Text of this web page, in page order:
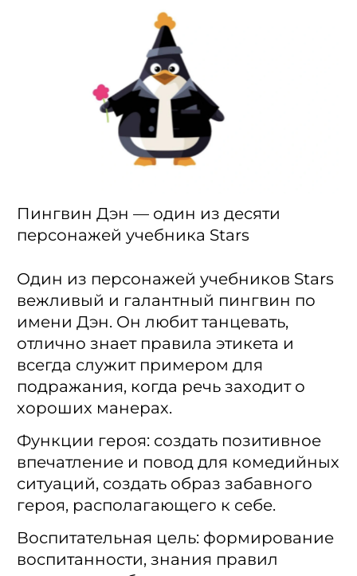
Пингвин Дэн — один из десяти
персонажей учебника Stars
Один из персонажей учебников Stars
вежливый и галантный пингвин по
имени Дэн. Он любит танцевать,
отлично знает правила этикета и
всегда служит примером для
подражания, когда речь заходит о
хороших манерах.
Функции героя: создать позитивное
впечатление и повод для комедийных
ситуаций, создать образ забавного
героя, располагающего к себе.
Воспитательная цель: формирование
воспитанности, знания правил